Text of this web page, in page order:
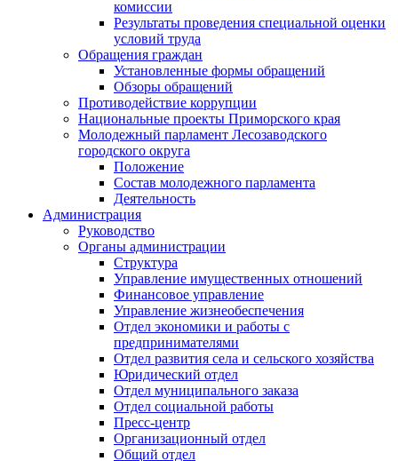
комиссии
Результаты проведения специальной оценки
условий труда
Обращения граждан
Установленные формы обращений
Обзоры обращений
Противодействие коррупции
Национальные проекты Приморского края
Молодежный парламент Лесозаводского
городского округа
Положение
Состав молодежного парламента
Деятельность
Администрация
Руководство
Органы администрации
Структура
Управление имущественных отношений
Финансовое управление
Управление жизнеобеспечения
Отдел экономики и работы с
предпринимателями
Отдел развития села и сельского хозяйства
Юридический отдел
Отдел муниципального заказа
Отдел социальной работы
Пресс-центр
Организационный отдел
Общий отдел